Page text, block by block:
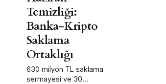
Temizliği:
Banka-Kripto
Saklama
Ortaklığı
630 milyon TL saklama
sermayesi ve 30